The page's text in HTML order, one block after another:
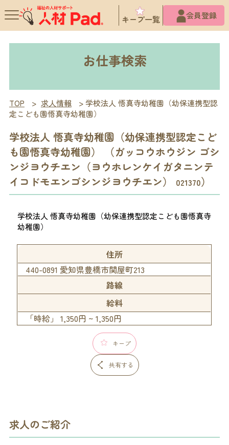
キープ一覧
会員登録
お仕事検索
TOP > 求人情報 > 学校法人 悟真寺幼稚園（幼保連携型認
定こども園悟真寺幼稚園）
学校法人 悟真寺幼稚園（幼保連携型認定こど
も園悟真寺幼稚園） （ガッコウホウジン ゴシ
ンジヨウチエン（ヨウホレンケイガタニンテ
イコドモエンゴシンジヨウチエン）
021370）
学校法人 悟真寺幼稚園（幼保連携型認定こども園悟真寺
幼稚園）
住所
440-0891 愛知県豊橋市関屋町213
路線
給料
「時給」 1,350円 ~ 1,350円
キープ
共有する
求人のご紹介